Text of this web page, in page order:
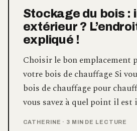
Stockage du bois :
extérieur ?
expliqué !
Choisir le bon emplacement
votre bois de chauffage Si
bois de chauffage pour
vous savez à quel point il
CATHERINE · 3 MIN DE LECTURE